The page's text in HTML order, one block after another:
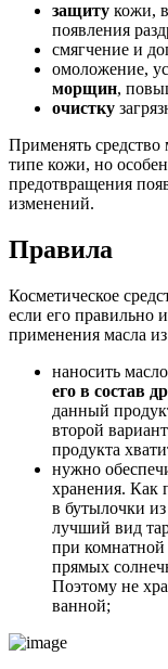
защиту кожи,
появления
смягчение и
омоложение,
морщин,
очистку
Применять
типе кожи, но
предотвращения
изменений.
Правила
Косметическое
если его правильно
применения масла
наносить
его в состав
данный
второй
продукта
нужно
хранения. Как
в бутылочки
лучший вид
при комнатной
прямых
Поэтому не
ванной;